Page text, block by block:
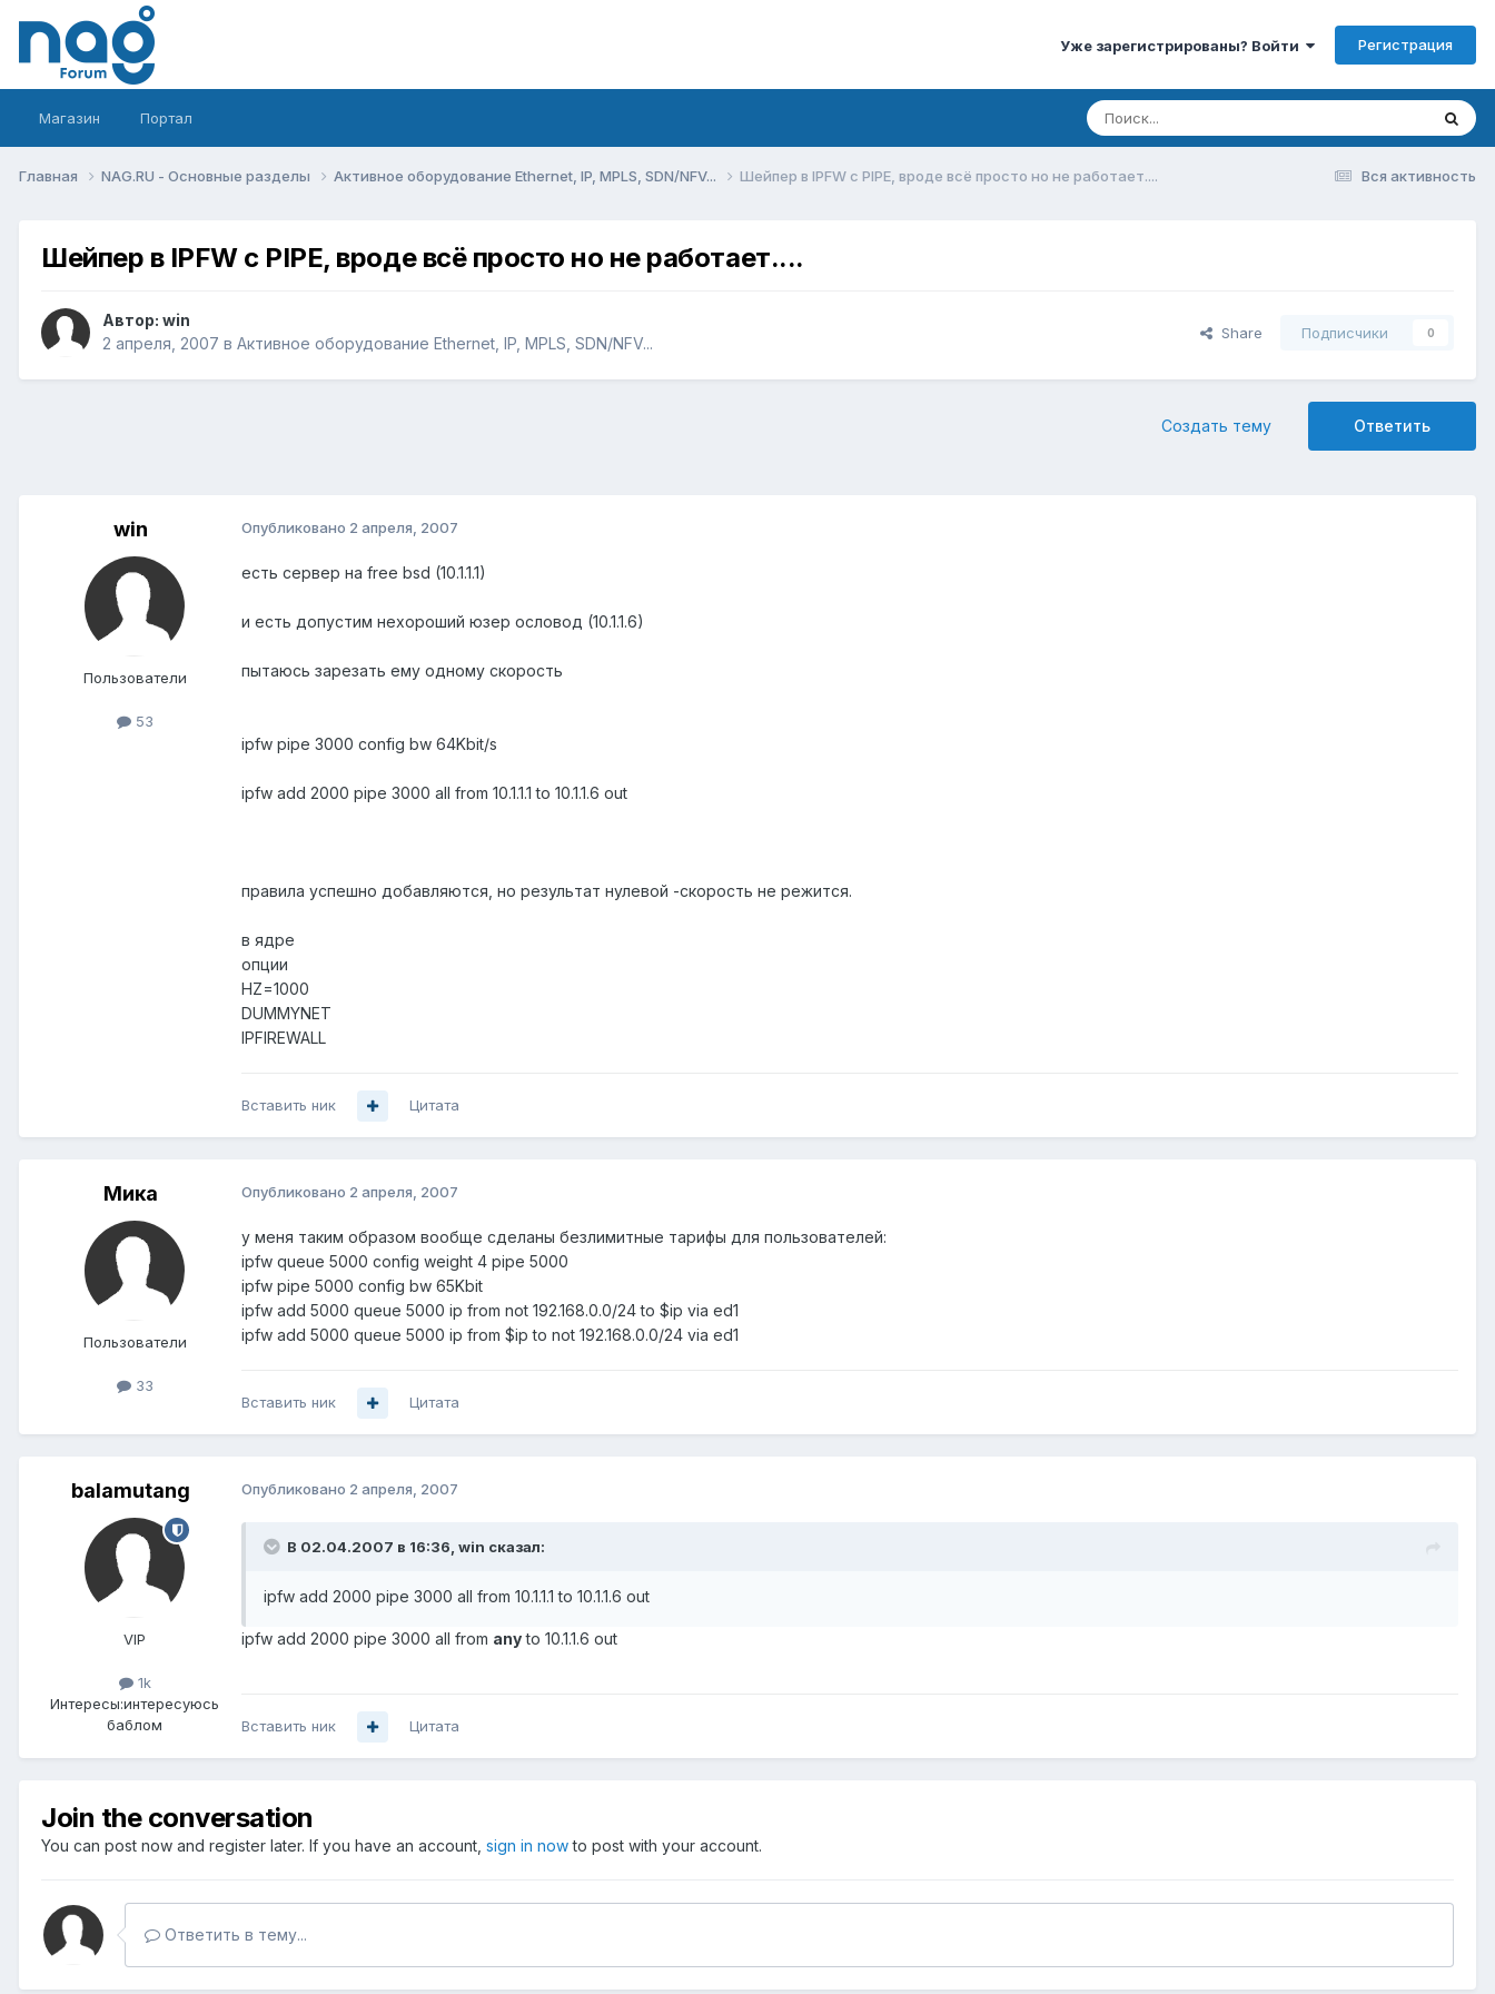
Уже зарегистрированы? Войти Регистрация
Магазин Портал
Вся активность
Главная NAG.RU - Основные разделы Активное оборудование Ethernet, IP, MPLS, SDN/NFV... Шейпер в IPFW с PIPE, вроде всё просто но не работает....
Шейпер в IPFW с PIPE, вроде всё просто но не работает....
Автор: win
2 апреля, 2007 в Активное оборудование Ethernet, IP, MPLS, SDN/NFV...
Share Подписчики 0
Ответить
Создать тему
win
Пользователи
53
Опубликовано 2 апреля, 2007
есть сервер на free bsd (10.1.1.1)
и есть допустим нехороший юзер ословод (10.1.1.6)
пытаюсь зарезать ему одному скорость
ipfw pipe 3000 config bw 64Kbit/s
ipfw add 2000 pipe 3000 all from 10.1.1.1 to 10.1.1.6 out
правила успешно добавляются, но результат нулевой -скорость не режится.
в ядре
опции
HZ=1000
DUMMYNET
IPFIREWALL
Вставить ник Цитата
Мика
Пользователи
33
Опубликовано 2 апреля, 2007
у меня таким образом вообще сделаны безлимитные тарифы для пользователей:
ipfw queue 5000 config weight 4 pipe 5000
ipfw pipe 5000 config bw 65Kbit
ipfw add 5000 queue 5000 ip from not 192.168.0.0/24 to $ip via ed1
ipfw add 5000 queue 5000 ip from $ip to not 192.168.0.0/24 via ed1
Вставить ник Цитата
balamutang
VIP
1k
Интересы:интересуюсь
баблом
Опубликовано 2 апреля, 2007
В 02.04.2007 в 16:36, win сказал:
ipfw add 2000 pipe 3000 all from 10.1.1.1 to 10.1.1.6 out
ipfw add 2000 pipe 3000 all from anyto 10.1.1.6 out
Вставить ник Цитата
Join the conversation
You can post now and register later. If you have an account, sign in nowto post with your account.
Ответить в тему...